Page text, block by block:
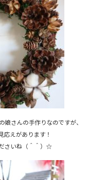
さんの手作りなのですが、
応えがあります！
さいね（＾＾）☆